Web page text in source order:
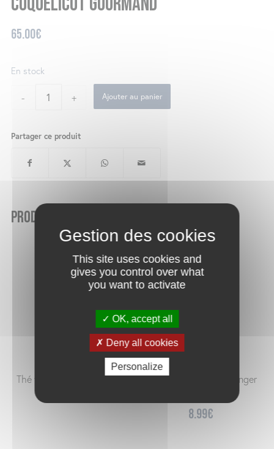
65.00€
En stock
- + Ajouter au panier
Partager ce produit
Produits similaires
Thé vert de Corée Yuzu Bio
Thé nomade fleur d’oranger
8.99€
This site uses cookies and
gives you control over what
you want to activate
OK, accept all
Deny all cookies
Personalize